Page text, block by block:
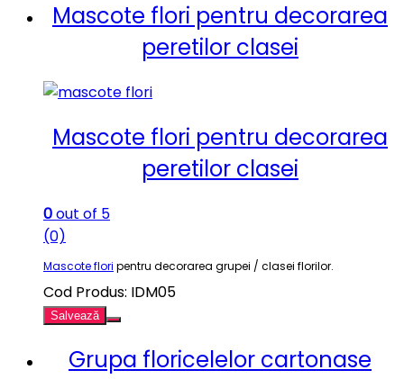
Mascote flori pentru decorarea
peretilor clasei
Mascote flori pentru decorarea
peretilor clasei
0out of 5
(0)
Mascote flori pentru decorarea grupei / clasei florilor.
Cod Produs: IDM05
Salvează
Grupa floricelelor cartonase